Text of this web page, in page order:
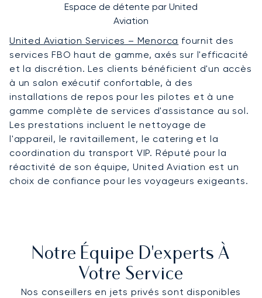
Espace de détente par United
Aviation
United Aviation Services – Menorca fournit des
services FBO haut de gamme, axés sur l'efficacité
et la discrétion. Les clients bénéficient d'un accès
à un salon exécutif confortable, à des
installations de repos pour les pilotes et à une
gamme complète de services d'assistance au sol.
Les prestations incluent le nettoyage de
l'appareil, le ravitaillement, le catering et la
coordination du transport VIP. Réputé pour la
réactivité de son équipe, United Aviation est un
choix de confiance pour les voyageurs exigeants.
Notre Équipe D'experts À
Votre Service
Nos conseillers en jets privés sont disponibles